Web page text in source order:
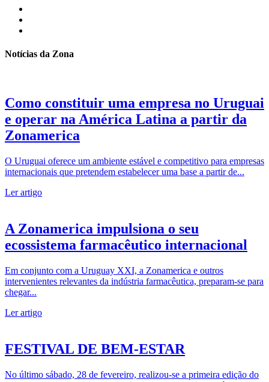
Notícias da Zona
Como constituir uma empresa no Uruguai
e operar na América Latina a partir da
Zonamerica
O Uruguai oferece um ambiente estável e competitivo para empresas
internacionais que pretendem estabelecer uma base a partir de...
Ler artigo
A Zonamerica impulsiona o seu
ecossistema farmacêutico internacional
Em conjunto com a Uruguay XXI, a Zonamerica e outros
intervenientes relevantes da indústria farmacêutica, preparam-se para
chegar...
Ler artigo
FESTIVAL DE BEM-ESTAR
No último sábado, 28 de fevereiro, realizou-se a primeira edição do